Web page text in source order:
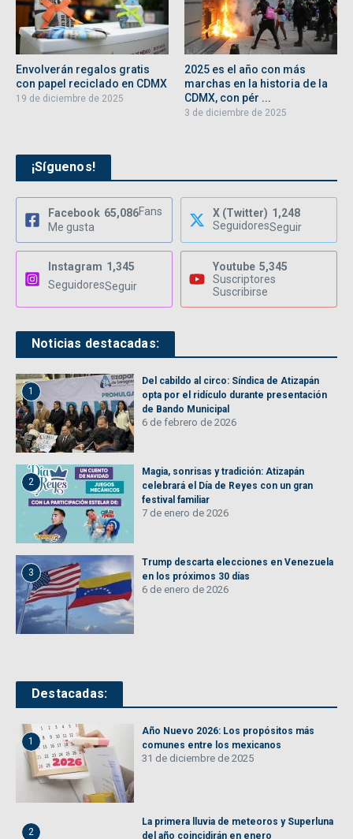
Envolverán regalos gratis
con papel reciclado en CDMX
19 de diciembre de 2025
2025 es el año con más
marchas en la historia de la
CDMX, con pér ...
3 de diciembre de 2025
¡Síguenos!
Facebook 65,086Fans
Me gusta
X (Twitter) 1,248
SeguidoresSeguir
Instagram 1,345
SeguidoresSeguir
Youtube 5,345
Suscriptores
Suscribirse
Noticias destacadas:
1
Del cabildo al circo: Síndica de Atizapán
opta por el ridículo durante presentación
de Bando Municipal
6 de febrero de 2026
2
Magia, sonrisas y tradición: Atizapán
celebrará el Día de Reyes con un gran
festival familiar
7 de enero de 2026
3
Trump descarta elecciones en Venezuela
en los próximos 30 días
6 de enero de 2026
Destacadas:
1
Año Nuevo 2026: Los propósitos más
comunes entre los mexicanos
31 de diciembre de 2025
2
La primera lluvia de meteoros y Superluna
del año coincidirán en enero